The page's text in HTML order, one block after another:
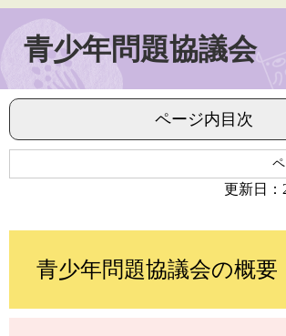
青少年問題協議会
ページ内目次
更新日：
青少年問題協議会の概要